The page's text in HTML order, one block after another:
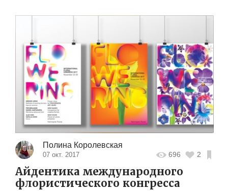
Полина Королевская
07 окт. 2017 696 2
Айдентика международного
флористического конгресса